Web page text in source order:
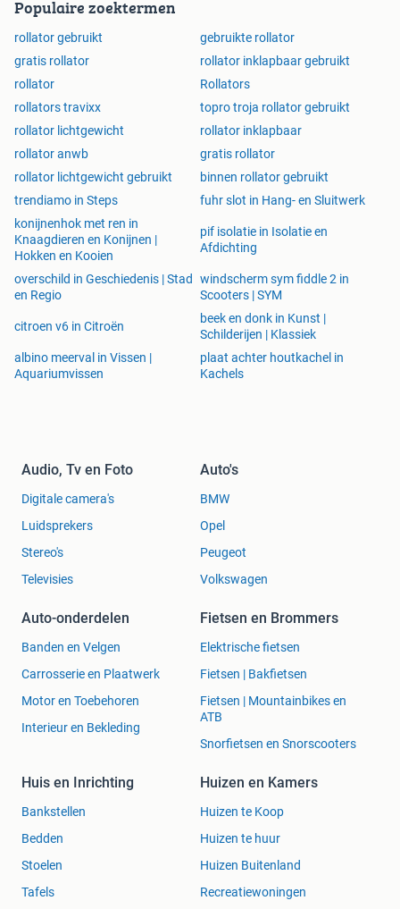
Populaire zoektermen
rollator gebruikt
gebruikte rollator
gratis rollator
rollator inklapbaar gebruikt
rollator
Rollators
rollators travixx
topro troja rollator gebruikt
rollator lichtgewicht
rollator inklapbaar
rollator anwb
gratis rollator
rollator lichtgewicht gebruikt
binnen rollator gebruikt
trendiamo in Steps
fuhr slot in Hang- en Sluitwerk
konijnenhok met ren in
Knaagdieren en Konijnen |
Hokken en Kooien
pif isolatie in Isolatie en
Afdichting
overschild in Geschiedenis | Stad
en Regio
windscherm sym fiddle 2 in
Scooters | SYM
citroen v6 in Citroën
beek en donk in Kunst |
Schilderijen | Klassiek
albino meerval in Vissen |
Aquariumvissen
plaat achter houtkachel in
Kachels
Audio, Tv en Foto
Digitale camera's
Luidsprekers
Stereo's
Televisies
Auto's
BMW
Opel
Peugeot
Volkswagen
Auto-onderdelen
Banden en Velgen
Carrosserie en Plaatwerk
Motor en Toebehoren
Interieur en Bekleding
Fietsen en Brommers
Elektrische fietsen
Fietsen | Bakfietsen
Fietsen | Mountainbikes en
ATB
Snorfietsen en Snorscooters
Huis en Inrichting
Bankstellen
Bedden
Stoelen
Tafels
Huizen en Kamers
Huizen te Koop
Huizen te huur
Huizen Buitenland
Recreatiewoningen